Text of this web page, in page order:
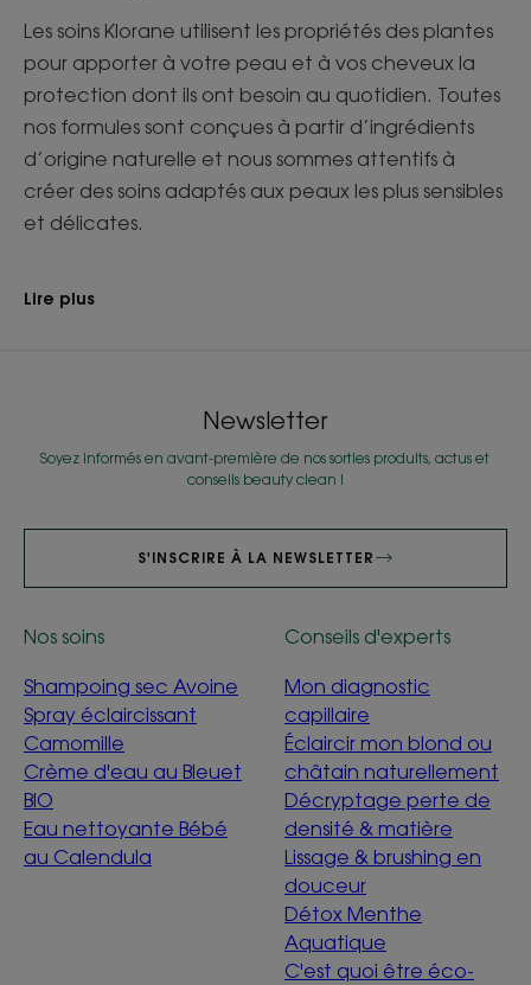
Les soins Klorane utilisent les propriétés des plantes
pour apporter à votre peau et à vos cheveux la
protection dont ils ont besoin au quotidien. Toutes
nos formules sont conçues à partir d’ingrédients
d’origine naturelle et nous sommes attentifs à
créer des soins adaptés aux peaux les plus sensibles
et délicates.
Lire plus
Newsletter
Soyez informés en avant-première de nos sorties produits, actus et
conseils beauty clean !
S'INSCRIRE À LA NEWSLETTER
Nos soins
Shampoing sec Avoine
Spray éclaircissant
Camomille
Crème d'eau au Bleuet
BIO
Eau nettoyante Bébé
au Calendula
Conseils d'experts
Mon diagnostic
capillaire
Éclaircir mon blond ou
châtain naturellement
Décryptage perte de
densité & matière
Lissage & brushing en
douceur
Détox Menthe
Aquatique
C'est quoi être éco-